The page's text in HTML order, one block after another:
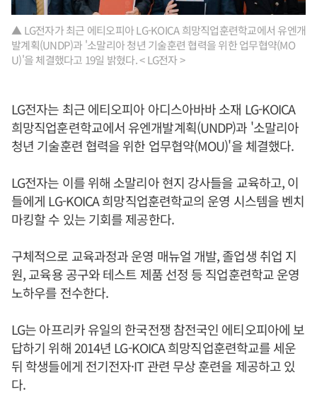
▲ LG전자가 최근 에티오피아 LG-KOICA 희망직업훈련학교에서 유엔개
발계획(UNDP)과 '소말리아 청년 기술훈련 협력을 위한 업무협약(MO
U)'을 체결했다고 19일 밝혔다. < LG전자 >
LG전자는 최근 에티오피아 아디스아바바 소재 LG-KOICA
희망직업훈련학교에서 유엔개발계획(UNDP)과 '소말리아
청년 기술훈련 협력을 위한 업무협약(MOU)'을 체결했다.
LG전자는 이를 위해 소말리아 현지 강사들을 교육하고, 이
들에게 LG-KOICA 희망직업훈련학교의 운영 시스템을 벤치
마킹할 수 있는 기회를 제공한다.
구체적으로 교육과정과 운영 매뉴얼 개발, 졸업생 취업 지
원, 교육용 공구와 테스트 제품 선정 등 직업훈련학교 운영
노하우를 전수한다.
LG는 아프리카 유일의 한국전쟁 참전국인 에티오피아에 보
답하기 위해 2014년 LG-KOICA 희망직업훈련학교를 세운
뒤 학생들에게 전기전자·IT 관련 무상 훈련을 제공하고 있
다.